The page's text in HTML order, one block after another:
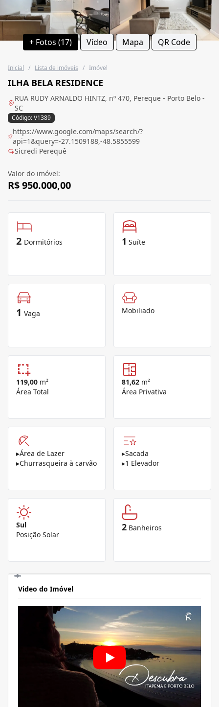
+ Fotos (17) Vídeo Mapa QR Code
Inicial / Lista de imóveis / Imóvel
ILHA BELA RESIDENCE
RUA RUDY ARNALDO HINTZ, nº 470, Pereque - Porto Belo -
SC
Código: V1389
https://www.google.com/maps/search/?
api=1&query=-27.1509188,-48.5855599
Sicredi Perequê
Valor do imóvel:
R$ 950.000,00
2 Dormitórios 1 Suíte
1 Vaga Mobiliado
119,00 m²
Área Total
81,62 m²
Área Privativa
▸Área de Lazer
▸Churrasqueira à carvão
▸Sacada
▸1 Elevador
Sul
Posição Solar
2 Banheiros
Video do Imóvel